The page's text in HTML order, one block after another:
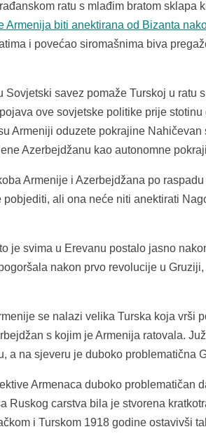
ratu s mlađim bratom sklapa
Armenija biti anektirana od Bizanta
i povećao siromašnima biva
savez pomaže Turskoj u ratu
ove sovjetske politike prije
Armeniji oduzete pokrajine Nahičevan
Azerbejdžanu kao autonomne
Armenije i Azerbejdžana po
ali ona neće niti anektirati
je svima u Erevanu postalo jasno
nakon prvo revolucije u
se nalazi velika Turska koja vrši
s kojim je Armenija ratovala.
a na sjeveru je duboko problematična
Armenaca duboko problematičan
Ruskog carstva bila je stvorena
i Turskom 1918 godine ostavivši